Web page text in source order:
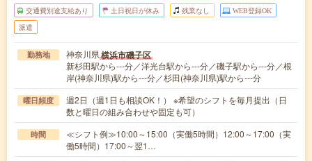
交通費別途支給あり 土日祝日が休み 残業なし WEB登録OK
派遣
勤務地 神奈川県横浜市磯子区
新杉田駅から---分／洋光台駅から---分／磯子駅から---分／根
岸(神奈川県)駅から---分／杉田(神奈川県)駅から---分
曜日頻度
週2日（週1日も相談OK！） ※希望のシフトを毎月提出（日
数と曜日の組み合わせや固定も可）
時間
≪シフト例≫10:00～15:00（実働5時間）12:00～17:00（実
働5時間）17:00～翌1…